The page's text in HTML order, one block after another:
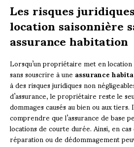
Les risques
location saisonnière
assurance habitation
Lorsqu’un propriétaire met en
sans souscrire à uneassurance
à des risques juridiques non
d’assurance, le propriétaire reste le
dommages causés au bien ou aux
comprendre que l’assurance de base
locations de courte durée. Ainsi, en
réparation ou de dédommagement